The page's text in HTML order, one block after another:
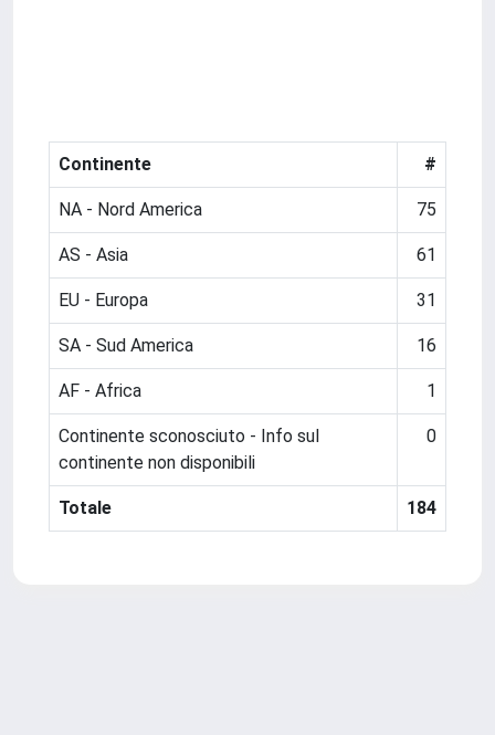
Continente #
NA - Nord America 75
AS - Asia 61
EU - Europa 31
SA - Sud America 16
AF - Africa 1
Continente sconosciuto - Info sul
continente non disponibili
0
Totale 184